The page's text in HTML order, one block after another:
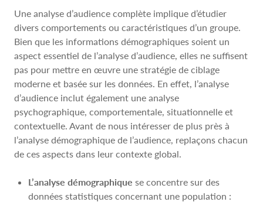
Une analyse d’audience complète implique d’étudier
divers comportements ou caractéristiques d’un groupe.
Bien que les informations démographiques soient un
aspect essentiel de l’analyse d’audience, elles ne suffisent
pas pour mettre en œuvre une stratégie de ciblage
moderne et basée sur les données. En effet, l’analyse
d’audience inclut également une analyse
psychographique, comportementale, situationnelle et
contextuelle. Avant de nous intéresser de plus près à
l’analyse démographique de l’audience, replaçons chacun
de ces aspects dans leur contexte global.
L’analyse démographique se concentre sur des
données statistiques concernant une population :